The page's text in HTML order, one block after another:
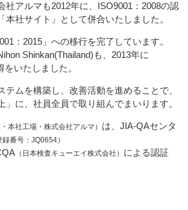
社アルマも2012年に、ISO9001：2008の認
本社サイト」として併合いたしました。
：2015」への移行を完了しています。
Shinkan(Thailand)も、2013年に
いたしました。
テムを構築し、改善活動を進めることで、
」に、社員全員で取り組んでまいります。
・本社工場・株式会社アルマ） は、JIA-QAセンタ
録番号：JQ0654）
（日本検査キューエイ株式会社） による認証